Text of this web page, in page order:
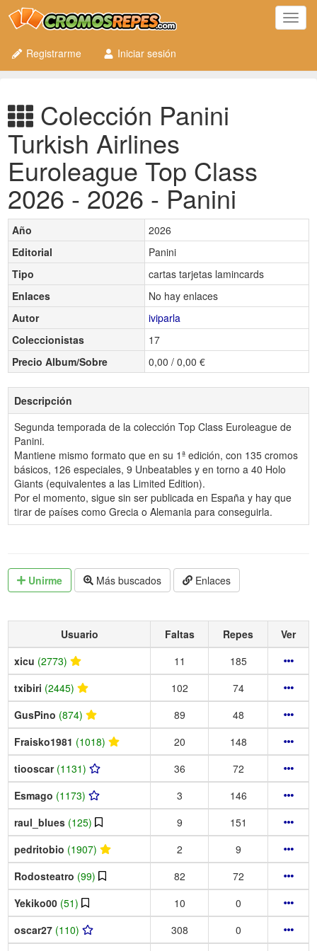
Registrarme
Iniciar sesión
Colección Panini
Turkish Airlines
Euroleague Top Class
2026 - 2026 - Panini
Año
2026
Editorial
Panini
Tipo
cartas tarjetas lamincards
Enlaces
No hay enlaces
Autor
iviparla
Coleccionistas
17
Precio Album/Sobre
0,00 / 0,00 €
Descripción
Segunda temporada de la colección Top Class Euroleague de
Panini.
Mantiene mismo formato que en su 1ª edición, con 135 cromos
básicos, 126 especiales, 9 Unbeatables y en torno a 40 Holo
Giants (equivalentes a las Limited Edition).
Por el momento, sigue sin ser publicada en España y hay que
tirar de países como Grecia o Alemania para conseguirla.
Unirme Más buscados Enlaces
Usuario Faltas Repes
Ver
xicu (2773) 11
185
txibiri (2445) 102
74
GusPino (874) 89
48
Fraisko1981 (1018) 20
148
tiooscar (1131) 36
72
Esmago (1173) 3
146
raul_blues (125) 9
151
pedritobio (1907) 2
9
Rodosteatro (99) 82
72
Yekiko00 (51) 10
0
oscar27 (110) 308
0